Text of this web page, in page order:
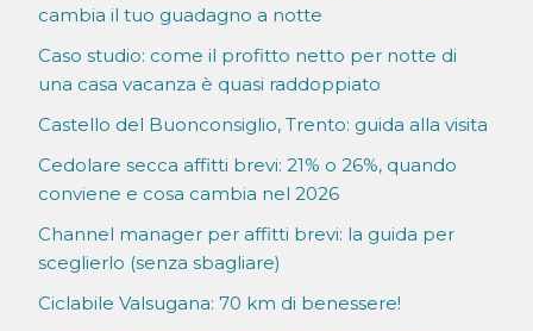
cambia il tuo guadagno a notte
Caso studio: come il profitto netto per notte di
una casa vacanza è quasi raddoppiato
Castello del Buonconsiglio, Trento: guida alla visita
Cedolare secca affitti brevi: 21% o 26%, quando
conviene e cosa cambia nel 2026
Channel manager per affitti brevi: la guida per
sceglierlo (senza sbagliare)
Ciclabile Valsugana: 70 km di benessere!